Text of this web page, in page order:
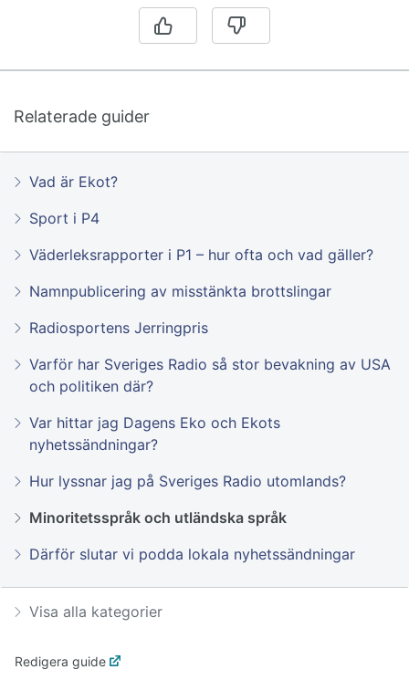
Relaterade guider
Vad är Ekot?
Sport i P4
Väderleksrapporter i P1 – hur ofta och vad gäller?
Namnpublicering av misstänkta brottslingar
Radiosportens Jerringpris
Varför har Sveriges Radio så stor bevakning av USA
och politiken där?
Var hittar jag Dagens Eko och Ekots
nyhetssändningar?
Hur lyssnar jag på Sveriges Radio utomlands?
Minoritetsspråk och utländska språk
Därför slutar vi podda lokala nyhetssändningar
Visa alla kategorier
Redigera guide